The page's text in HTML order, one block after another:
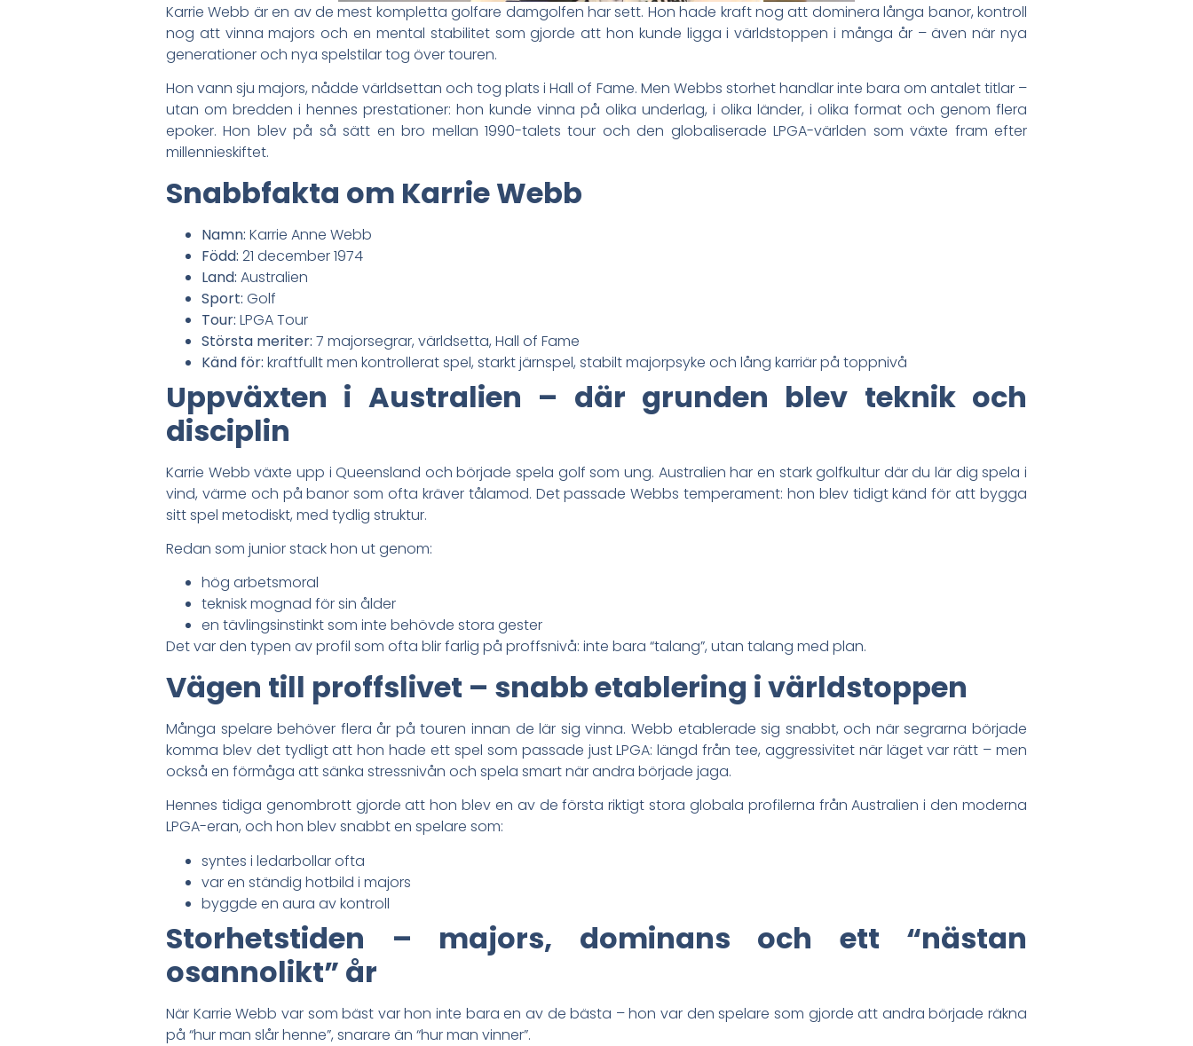
Karrie Webb är en av de mest kompletta golfare damgolfen har sett. Hon hade kraft nog att dominera långa banor, kontroll
nog att vinna majors och en mental stabilitet som gjorde att hon kunde ligga i världstoppen i många år – även när nya
generationer och nya spelstilar tog över touren.
Hon vann sju majors, nådde världsettan och tog plats i Hall of Fame. Men Webbs storhet handlar inte bara om antalet titlar –
utan om bredden i hennes prestationer: hon kunde vinna på olika underlag, i olika länder, i olika format och genom flera
epoker. Hon blev på så sätt en bro mellan 1990-talets tour och den globaliserade LPGA-världen som växte fram efter
millennieskiftet.
Snabbfakta om Karrie Webb
Namn: Karrie Anne Webb
Född: 21 december 1974
Land: Australien
Sport: Golf
Tour: LPGA Tour
Största meriter: 7 majorsegrar, världsetta, Hall of Fame
Känd för: kraftfullt men kontrollerat spel, starkt järnspel, stabilt majorpsyke och lång karriär på toppnivå
Uppväxten i Australien – där grunden blev teknik och
disciplin
Karrie Webb växte upp i Queensland och började spela golf som ung. Australien har en stark golfkultur där du lär dig spela i
vind, värme och på banor som ofta kräver tålamod. Det passade Webbs temperament: hon blev tidigt känd för att bygga
sitt spel metodiskt, med tydlig struktur.
Redan som junior stack hon ut genom:
hög arbetsmoral
teknisk mognad för sin ålder
en tävlingsinstinkt som inte behövde stora gester
Det var den typen av profil som ofta blir farlig på proffsnivå: inte bara “talang”, utan talang med plan.
Vägen till proffslivet – snabb etablering i världstoppen
Många spelare behöver flera år på touren innan de lär sig vinna. Webb etablerade sig snabbt, och när segrarna började
komma blev det tydligt att hon hade ett spel som passade just LPGA: längd från tee, aggressivitet när läget var rätt – men
också en förmåga att sänka stressnivån och spela smart när andra började jaga.
Hennes tidiga genombrott gjorde att hon blev en av de första riktigt stora globala profilerna från Australien i den moderna
LPGA-eran, och hon blev snabbt en spelare som:
syntes i ledarbollar ofta
var en ständig hotbild i majors
byggde en aura av kontroll
Storhetstiden – majors, dominans och ett “nästan
osannolikt” år
När Karrie Webb var som bäst var hon inte bara en av de bästa – hon var den spelare som gjorde att andra började räkna
på “hur man slår henne”, snarare än “hur man vinner”.